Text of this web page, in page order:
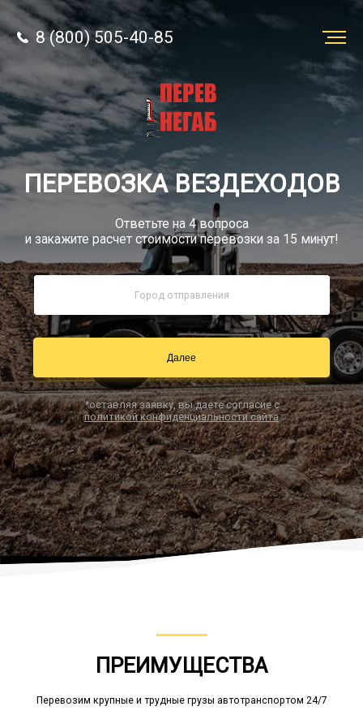
8 (800) 505-40-85
Звонок по РФ бесплатно
sale@simtruck-negabarit.ru
Заказать звонок
Заказать
перевозку
Грузы
8 (800) 505-40-85
ПЕРЕВОЗКА ВЕЗДЕХОДОВ
Ответьте на 4 вопроса
и закажите расчет стоимости перевозки за 15 минут!
Далее
*оставляя заявку, вы даете согласие с
политикой конфиденциальности сайта
ПРЕИМУЩЕСТВА
Перевозим крупные и трудные грузы автотранспортом 24/7